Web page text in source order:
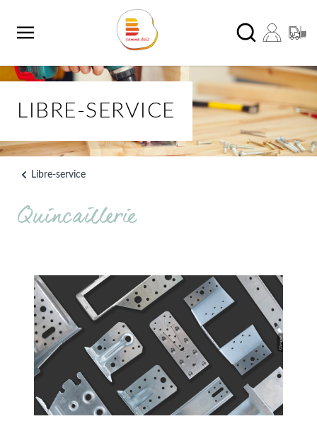
Chercher
LIBRE-SERVICE
Libre-service
Quincaillerie